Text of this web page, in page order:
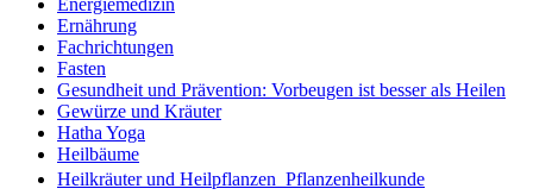
Ernährung
Fachrichtungen
Fasten
Gesundheit und Prävention: Vorbeugen ist besser als Heilen
Gewürze und Kräuter
Hatha Yoga
Heilbäume
Heilkräuter und Heilpflanzen  Pflanzenheilkunde